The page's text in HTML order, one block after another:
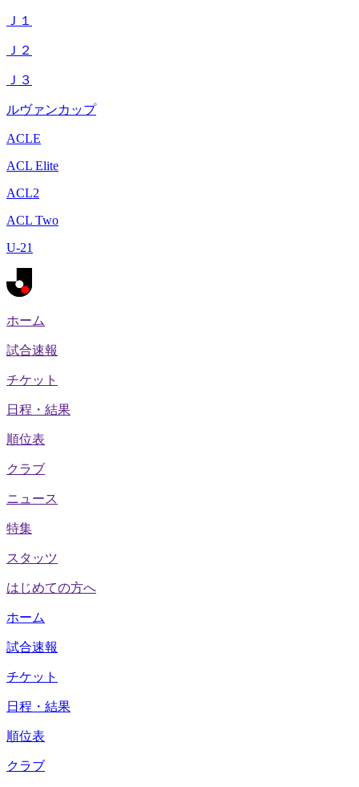
Ｊ１
Ｊ２
Ｊ３
ルヴァンカップ
ACLE
ACL Elite
ACL2
ACL Two
U-21
ホーム
試合速報
チケット
日程・結果
順位表
クラブ
ニュース
特集
スタッツ
はじめての方へ
ホーム
試合速報
チケット
日程・結果
順位表
クラブ